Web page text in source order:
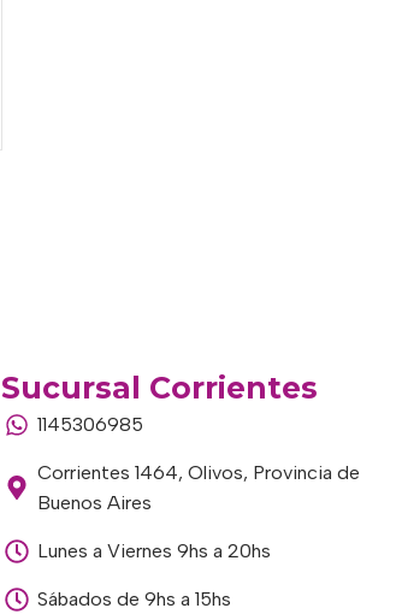
Sucursal Corrientes
1145306985
Corrientes 1464, Olivos, Provincia de
Buenos Aires
Lunes a Viernes 9hs a 20hs
Sábados de 9hs a 15hs